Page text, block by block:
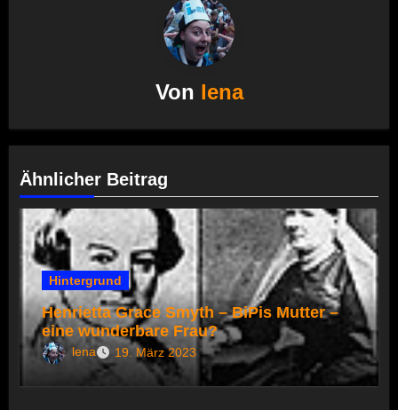
Von lena
Ähnlicher Beitrag
Hintergrund
Henrietta Grace Smyth – BiPis Mutter –
eine wunderbare Frau?
lena 19. März 2023